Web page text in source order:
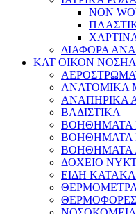
NON
ΔΙΑΦΟΡΑ
ΚΑΤ ΟΙΚΟΝ
ΑΝΑΤΟΜΙΚΑ
ΑΝΑΠΗΡΙΚΑ
ΒΑΔΙΣΤΙΚΑ
ΒΟΗΘΗΜΑΤΑ
ΒΟΗΘΗΜΑΤΑ
ΒΟΗΘΗΜΑΤΑ
ΔΟΧΕΙΟ
ΕΙΔΗ
ΘΕΡΜΟΜΕΤΡΑ
ΘΕΡΜΟΦΟΡΕΣ